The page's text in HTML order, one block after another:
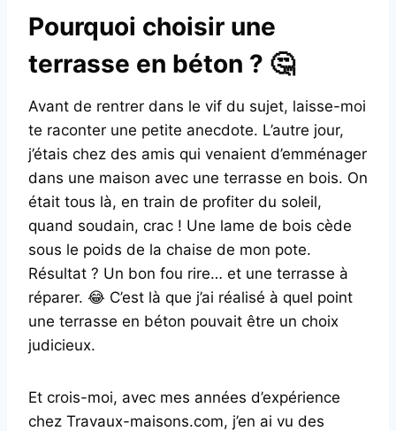
Pourquoi choisir une
terrasse en béton ? 🤔
Avant de rentrer dans le vif du sujet, laisse-moi
te raconter une petite anecdote. L’autre jour,
j’étais chez des amis qui venaient d’emménager
dans une maison avec une terrasse en bois. On
était tous là, en train de profiter du soleil,
quand soudain, crac ! Une lame de bois cède
sous le poids de la chaise de mon pote.
Résultat ? Un bon fou rire… et une terrasse à
réparer. 😂 C’est là que j’ai réalisé à quel point
une terrasse en béton pouvait être un choix
judicieux.
Et crois-moi, avec mes années d’expérience
chez Travaux-maisons.com, j’en ai vu des